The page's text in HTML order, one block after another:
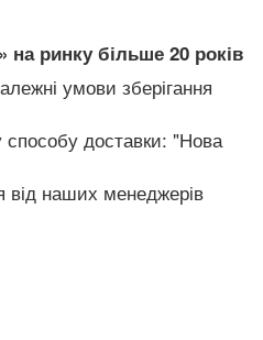
на ринку більше 20 років
умови зберігання
доставки: "Нова
від наших менеджерів